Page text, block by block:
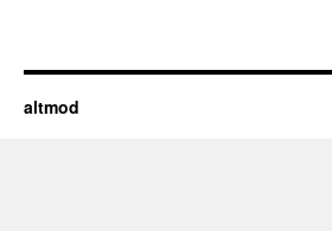
altmod